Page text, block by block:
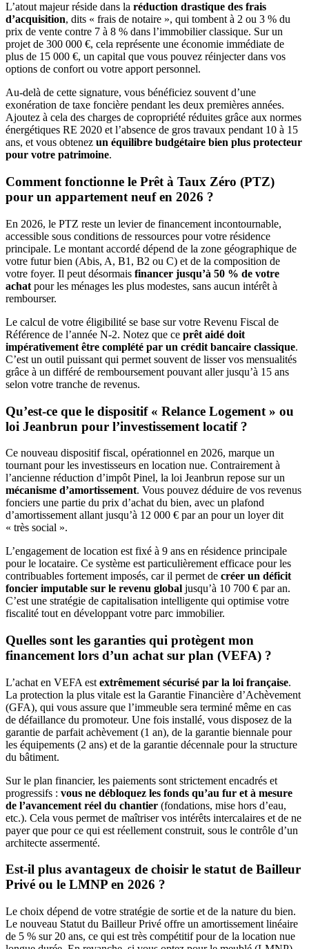
L’atout majeur réside dans la réduction drastique des frais
d’acquisition, dits « frais de notaire », qui tombent à 2 ou 3 % du
prix de vente contre 7 à 8 % dans l’immobilier classique. Sur un
projet de 300 000 €, cela représente une économie immédiate de
plus de 15 000 €, un capital que vous pouvez réinjecter dans vos
options de confort ou votre apport personnel.
Au-delà de cette signature, vous bénéficiez souvent d’une
exonération de taxe foncière pendant les deux premières années.
Ajoutez à cela des charges de copropriété réduites grâce aux normes
énergétiques RE 2020 et l’absence de gros travaux pendant 10 à 15
ans, et vous obtenez un équilibre budgétaire bien plus protecteur
pour votre patrimoine.
Comment fonctionne le Prêt à Taux Zéro (PTZ)
pour un appartement neuf en 2026 ?
En 2026, le PTZ reste un levier de financement incontournable,
accessible sous conditions de ressources pour votre résidence
principale. Le montant accordé dépend de la zone géographique de
votre futur bien (Abis, A, B1, B2 ou C) et de la composition de
votre foyer. Il peut désormais financer jusqu’à 50 % de votre
achat pour les ménages les plus modestes, sans aucun intérêt à
rembourser.
Le calcul de votre éligibilité se base sur votre Revenu Fiscal de
Référence de l’année N-2. Notez que ce prêt aidé doit
impérativement être complété par un crédit bancaire classique.
C’est un outil puissant qui permet souvent de lisser vos mensualités
grâce à un différé de remboursement pouvant aller jusqu’à 15 ans
selon votre tranche de revenus.
Qu’est-ce que le dispositif « Relance Logement » ou
loi Jeanbrun pour l’investissement locatif ?
Ce nouveau dispositif fiscal, opérationnel en 2026, marque un
tournant pour les investisseurs en location nue. Contrairement à
l’ancienne réduction d’impôt Pinel, la loi Jeanbrun repose sur un
mécanisme d’amortissement. Vous pouvez déduire de vos revenus
fonciers une partie du prix d’achat du bien, avec un plafond
d’amortissement allant jusqu’à 12 000 € par an pour un loyer dit
« très social ».
L’engagement de location est fixé à 9 ans en résidence principale
pour le locataire. Ce système est particulièrement efficace pour les
contribuables fortement imposés, car il permet de créer un déficit
foncier imputable sur le revenu global jusqu’à 10 700 € par an.
C’est une stratégie de capitalisation intelligente qui optimise votre
fiscalité tout en développant votre parc immobilier.
Quelles sont les garanties qui protègent mon
financement lors d’un achat sur plan (VEFA) ?
L’achat en VEFA est extrêmement sécurisé par la loi française.
La protection la plus vitale est la Garantie Financière d’Achèvement
(GFA), qui vous assure que l’immeuble sera terminé même en cas
de défaillance du promoteur. Une fois installé, vous disposez de la
garantie de parfait achèvement (1 an), de la garantie biennale pour
les équipements (2 ans) et de la garantie décennale pour la structure
du bâtiment.
Sur le plan financier, les paiements sont strictement encadrés et
progressifs : vous ne débloquez les fonds qu’au fur et à mesure
de l’avancement réel du chantier (fondations, mise hors d’eau,
etc.). Cela vous permet de maîtriser vos intérêts intercalaires et de ne
payer que pour ce qui est réellement construit, sous le contrôle d’un
architecte assermenté.
Est-il plus avantageux de choisir le statut de Bailleur
Privé ou le LMNP en 2026 ?
Le choix dépend de votre stratégie de sortie et de la nature du bien.
Le nouveau Statut du Bailleur Privé offre un amortissement linéaire
de 5 % sur 20 ans, ce qui est très compétitif pour de la location nue